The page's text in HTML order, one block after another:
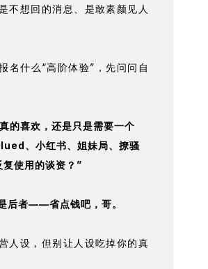
不想回的消息、是敢素颜见人
名什么“高阶体验”，先问问自
的喜欢，还是只是需要一个
、小红书、姐妹局、撩骚
复使用的谈资？”
后者——省点钱吧，哥。
人设，但别让人设吃掉你的真